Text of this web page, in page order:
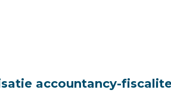
accountancy-